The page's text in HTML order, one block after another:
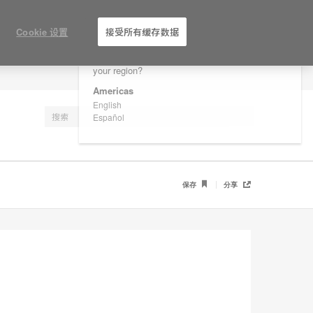
Are you in United States?
your region?
Americas
English
Español
保存 分享
Cookie 设置 接受所有缓存数据